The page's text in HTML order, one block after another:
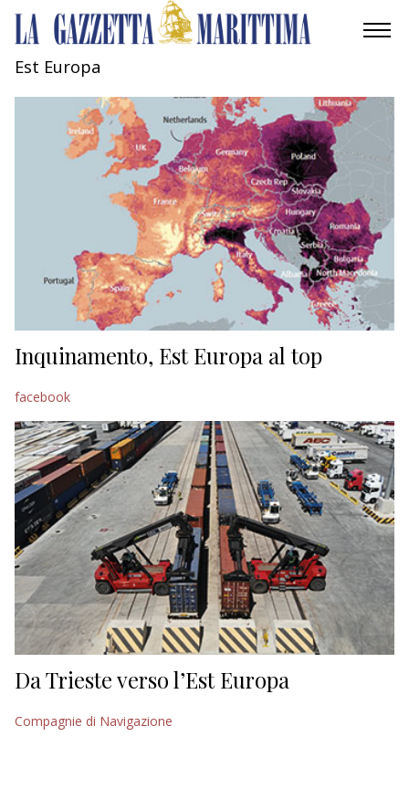
AMBIENTE
MOBILITÀ
ECONOMIA
TURISMO
CULTURA
NAUTICA
EDITORIALI
Est Europa
Inquinamento, Est Europa al top
facebook
Da Trieste verso l’Est Europa
Compagnie di Navigazione